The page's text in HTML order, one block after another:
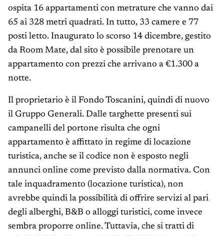
ospita 16 appartamenti con metrature che vanno dai
65 ai 328 metri quadrati. In tutto, 33 camere e 77
posti letto. Inaugurato lo scorso 14 dicembre, gestito
da Room Mate, dal sito è possibile prenotare un
appartamento con prezzi che arrivano a €1.300 a
notte.
Il proprietario è il Fondo Toscanini, quindi di nuovo
il Gruppo Generali. Dalle targhette presenti sui
campanelli del portone risulta che ogni
appartamento è affittato in regime di locazione
turistica, anche se il codice non è esposto negli
annunci online come previsto dalla normativa. Con
tale inquadramento (locazione turistica), non
avrebbe quindi la possibilità di offrire servizi al pari
degli alberghi, B&B o alloggi turistici, come invece
sembra proporre online. Tuttavia, che si tratti di